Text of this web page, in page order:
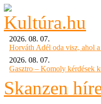
2026. 08. 07.
Horváth Adél oda visz, ahol
2026. 08. 07.
Gasztro – Komoly kérdések
Skanzen